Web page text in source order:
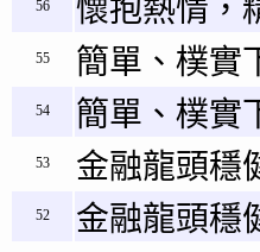
56 懷抱熱情，
55 簡單、樸實
54 簡單、樸實
53 金融龍頭穩
52 金融龍頭穩